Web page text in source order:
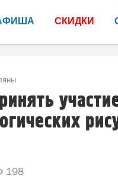
СКИДКИ
198